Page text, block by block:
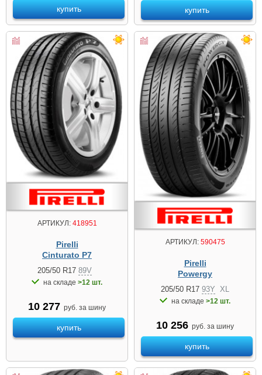
купить купить
АРТИКУЛ:418951
Pirelli
Cinturato P7
205/50 R17 89V
на складе >12 шт.
10 277 руб. за шину
купить
АРТИКУЛ:590475
Pirelli
Powergy
205/50 R17 93Y XL
на складе >12 шт.
10 256 руб. за шину
купить